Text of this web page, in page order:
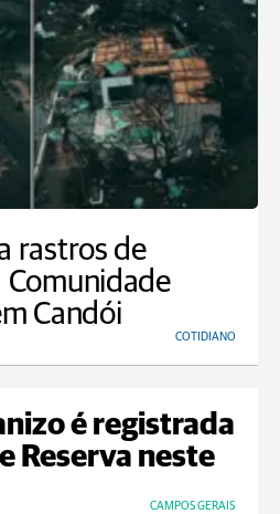
rastros de
Comunidade
Candói
COTIDIANO
é registrada
Reserva neste
CAMPOS GERAIS